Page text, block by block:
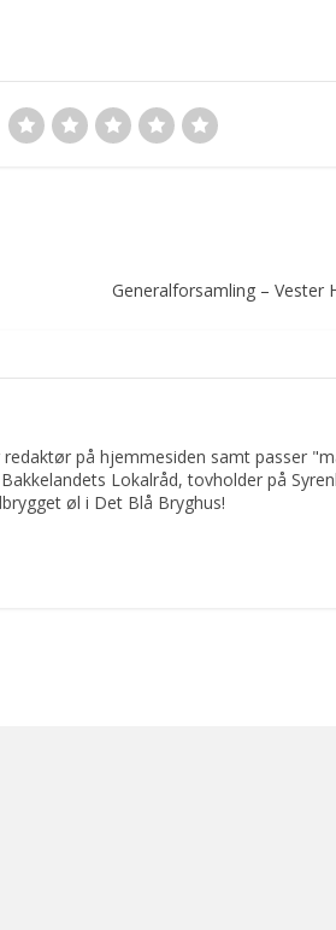
Generalforsamling –
på hjemmesiden samt passer
Lokalråd, tovholder på
øl i Det Blå Bryghus!